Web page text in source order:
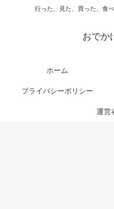
行った、見た、買った、食
おでか
ホーム
プライバシーポリシー
運営